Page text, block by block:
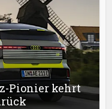
Pionier kehrt